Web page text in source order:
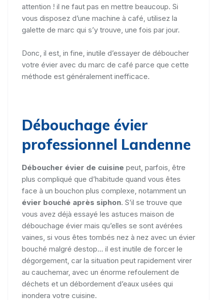
attention ! il ne faut pas en mettre beaucoup. Si
vous disposez d’une machine à café, utilisez la
galette de marc qui s’y trouve, une fois par jour.
Donc, il est, in fine, inutile d’essayer de déboucher
votre évier avec du marc de café parce que cette
méthode est généralement inefficace.
Débouchage évier
professionnel Landenne
Déboucher évier de cuisine peut, parfois, être
plus compliqué que d’habitude quand vous êtes
face à un bouchon plus complexe, notamment un
évier bouché après siphon. S’il se trouve que
vous avez déjà essayé les astuces maison de
débouchage évier mais qu’elles se sont avérées
vaines, si vous êtes tombés nez à nez avec un évier
bouché malgré destop... il est inutile de forcer le
dégorgement, car la situation peut rapidement virer
au cauchemar, avec un énorme refoulement de
déchets et un débordement d’eaux usées qui
inondera votre cuisine.